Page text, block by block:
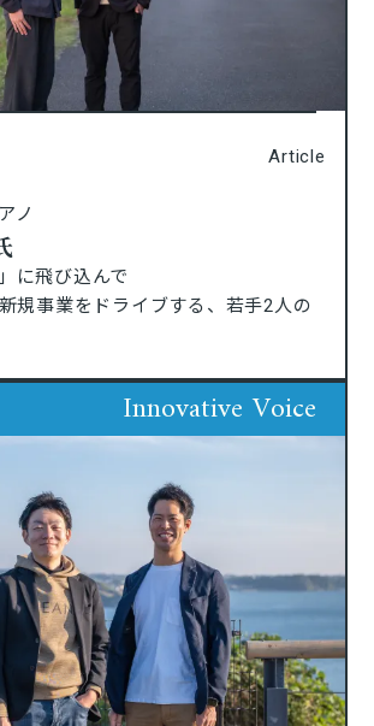
Article
ノ
に飛び込んで
新規事業をドライブする、若手2人の
Innovative Voice